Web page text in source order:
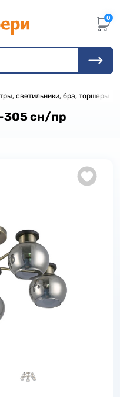
0
светильники, бра, торшеры
305 сн/пр